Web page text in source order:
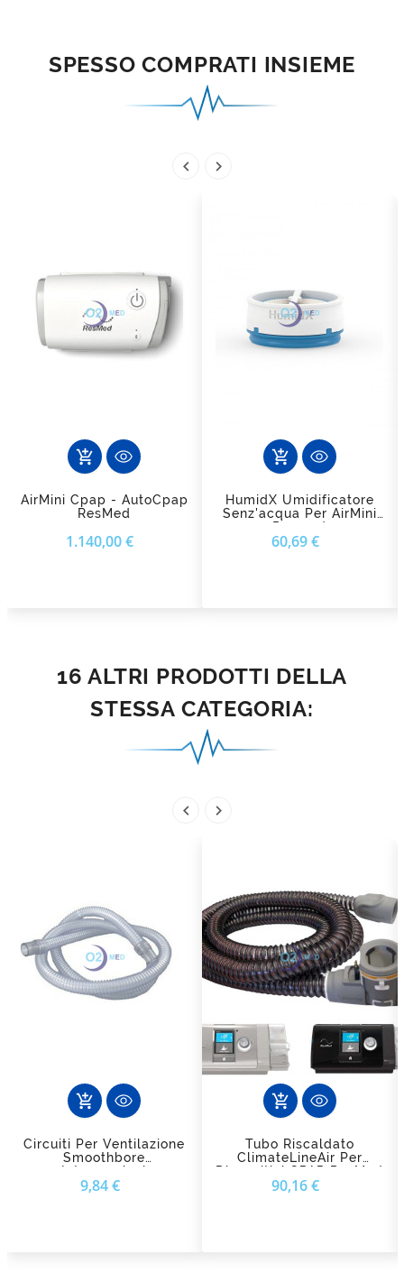
SPESSO COMPRATI INSIEME
 
add_shopping_cart
AirMini Cpap - AutoCpap
ResMed
1.140,00 €
add_shopping_cart
HumidX Umidificatore
Senz'acqua Per AirMini
Resmed
60,69 €
16 ALTRI PRODOTTI DELLA
STESSA CATEGORIA:
 
add_shopping_cart
Circuiti Per Ventilazione
Smoothbore
Intersurgical
9,84 €
add_shopping_cart
Tubo Riscaldato
ClimateLineAir Per
Dispositivi CPAP ResMed
90,16 €